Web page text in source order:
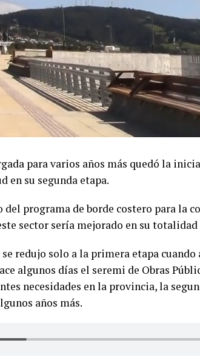
para varios años más quedó la
en su segunda etapa.
del programa de borde costero para la
sector sería mejorado en su totalidad
redujo solo a la primera etapa
algunos días el seremi de Obras
necesidades en la provincia, la
años más.